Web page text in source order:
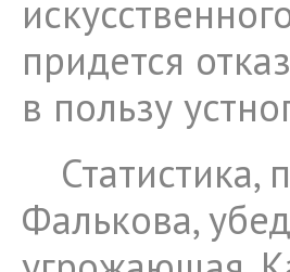
придется
в пользу
Статистика,
Фалькова,